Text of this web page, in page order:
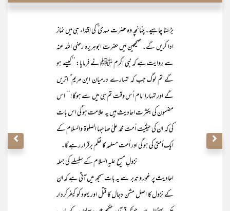
بڑھنا چاہیے۔ چنانچہ وہ حضرت مہدی ؒ کی اقتداء ہی میں نماز
ادا کریں گے۔ صحیحین میں حضرت ابوہریرہ رضی اللہ عنہ
سے روایت ہے کہ نبی اکرم ﷺ نے فرمایا: ’’کیسے ہو
گے تم لوگ جب کہ تمہارے درمیان ابن مریم ؑ اتریں
گے اور تمہارا امام اُس وقت تم ہی میں سے ہوگا!‘‘ اس
مضمون کی بکثرت احادیث ہیں یہ علامت ہو گی اس بات
کی کہ ان کی حیثیت اُمت محمد علیٰ صاحبہا الصلوٰۃ والسلام کے
ایک اُمتی کی ہو گی اور اُمت مسلمہ کا نظم برقرار رہے گا۔
نزولِ مسیح علیہ السلام کے سلسلے کی جملہ
احادیث پر غور و تدبر سے یہ بات سمجھ میں آتی ہے کہ ان
کے نزول کا اصل مشن دجال کا قتل اور یہود کو کیفرکردار